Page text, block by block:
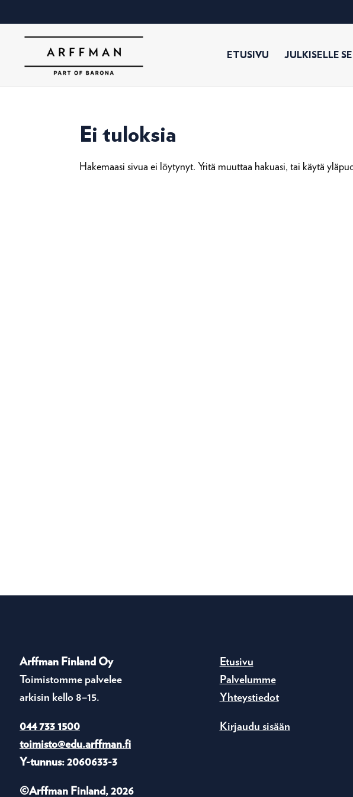
ETUSIVU JULKISELLE
Ei tuloksia
Hakemaasi sivua ei löytynyt. Yritä muuttaa hakuasi, tai käytä
Arffman Finland Oy
Toimistomme palvelee
arkisin kello 8–15.
044 733 1500
toimisto@edu.arffman.fi
Y-tunnus: 2060633-3
©Arffman Finland, 2026
Etusivu
Palvelumme
Yhteystiedot
Kirjaudu sisään